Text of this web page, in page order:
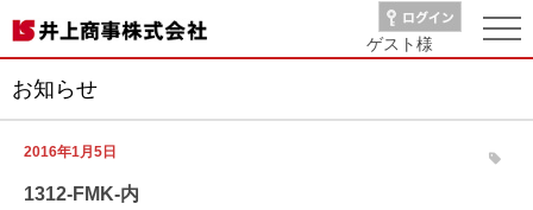
ゲスト様
お知らせ
2016年1月5日
1312-FMK-内